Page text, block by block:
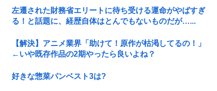
左遷された財務省エリートに待ち受ける運命がやばすぎ
る！と話題に、経歴自体はとんでもないものだが…...
【解決】アニメ業界「助けて！原作が枯渇してるの！」
←いや既存作品の2期やったら良いよね？
好きな惣菜パンベスト3は?